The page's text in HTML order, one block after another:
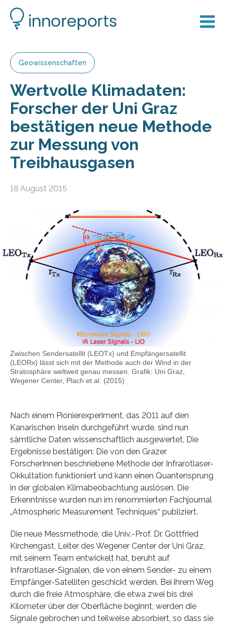
Geowissenschaften
Wertvolle Klimadaten:
Forscher der Uni Graz
bestätigen neue Methode
zur Messung von
Treibhausgasen
18 August 2015
Zwischen Sendersatellit (LEOTx) und Empfängersatellit
(LEORx) lässt sich mit der Methode auch der Wind in der
Stratosphäre weltweit genau messen. Grafik: Uni Graz,
Wegener Center, Plach et al. (2015)
Nach einem Pionierexperiment, das 2011 auf den
Kanarischen Inseln durchgeführt wurde, sind nun
sämtliche Daten wissenschaftlich ausgewertet. Die
Ergebnisse bestätigen: Die von den Grazer
ForscherInnen beschriebene Methode der Infrarotlaser-
Okkultation funktioniert und kann einen Quantensprung
in der globalen Klimabeobachtung auslösen. Die
Erkenntnisse wurden nun im renommierten Fachjournal
„Atmospheric Measurement Techniques“ publiziert.
Die neue Messmethode, die Univ.-Prof. Dr. Gottfried
Kirchengast, Leiter des Wegener Center der Uni Graz,
mit seinem Team entwickelt hat, beruht auf
Infrarotlaser-Signalen, die von einem Sender- zu einem
Empfänger-Satelliten geschickt werden. Bei ihrem Weg
durch die freie Atmosphäre, die etwa zwei bis drei
Kilometer über der Oberfläche beginnt, werden die
Signale gebrochen und teilweise absorbiert, so dass sie